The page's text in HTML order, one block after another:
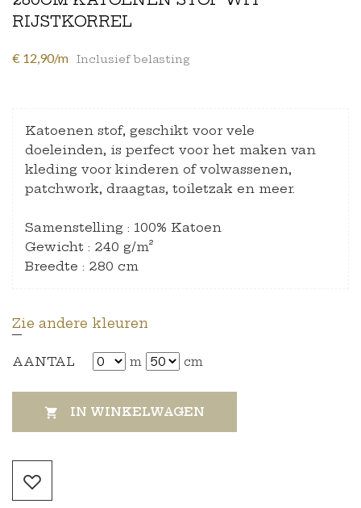
RIJSTKORREL
€ 12,90/m Inclusief belasting
Katoenen stof, geschikt voor vele
doeleinden, is perfect voor het maken van
kleding voor kinderen of volwassenen,
patchwork, draagtas, toiletzak en meer.
Samenstelling : 100% Katoen
Gewicht : 240 g/m²
Breedte : 280 cm
Zie andere kleuren
AANTAL m cm
 IN WINKELWAGEN